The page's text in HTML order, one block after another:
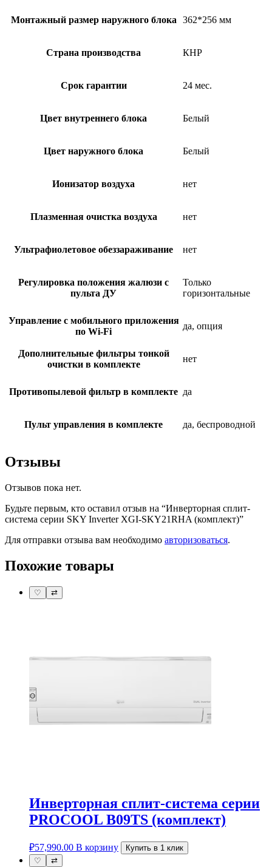
Монтажный размер наружного блока 362*256 мм
Страна производства КНР
Срок гарантии 24 мес.
Цвет внутреннего блока Белый
Цвет наружного блока Белый
Ионизатор воздуха нет
Плазменная очистка воздуха нет
Ультрафиолетовое обеззараживание нет
Регулировка положения жалюзи с
пульта ДУ
Только
горизонтальные
Управление c мобильного приложения
по Wi-Fi
да, опция
Дополнительные фильтры тонкой
очистки в комплекте
нет
Противопылевой фильтр в комплекте да
Пульт управления в комплекте да, беспроводной
Отзывы
Отзывов пока нет.
Будьте первым, кто оставил отзыв на “Инверторная сплит-
система серии SKY Inverter XGI-SKY21RHA (комплект)”
Для отправки отзыва вам необходимо авторизоваться.
Похожие товары
♡ ⇄
Инверторная сплит-система серии
PROCOOL B09TS (комплект)
₽57,990.00 В корзину
Купить в 1 клик
♡
⇄